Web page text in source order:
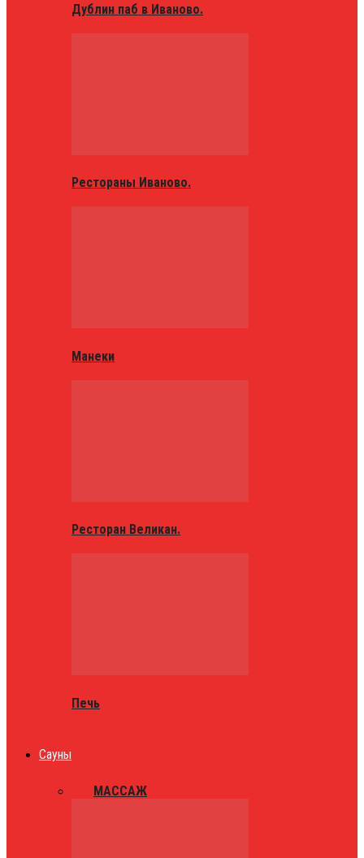
Дублин паб в Иваново.
Рестораны Иваново.
Манеки
Ресторан Великан.
Печь
Сауны
МАССАЖ